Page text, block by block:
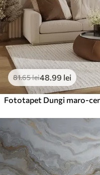
81.65lei48.99 lei